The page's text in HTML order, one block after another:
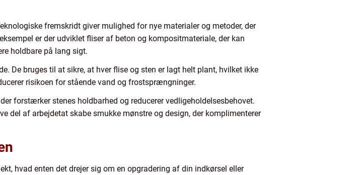
fremskridt giver mulighed for nye materialer og metoder, der
er der udviklet fliser af beton og kompositmateriale, der kan
holdbare på lang sigt.
De bruges til at sikre, at hver flise og sten er lagt helt plant, hvilket ikke
risikoen for stående vand og frostsprængninger.
forstærker stenes holdbarhed og reducerer vedligeholdelsesbehovet.
del af arbejdetat skabe smukke mønstre og design, der komplimenterer
hvad enten det drejer sig om en opgradering af din indkørsel eller